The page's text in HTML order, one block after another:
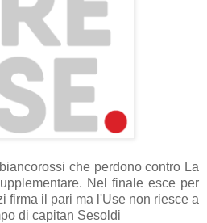
che perdono contro La
Nel finale esce per
firma il pari ma l'Use non riesce a
di capitan Sesoldi